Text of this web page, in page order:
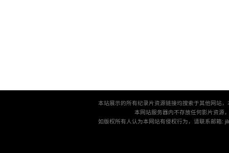
本站展示的所有纪录片资源链接均搜索于其他网站
本网站服务器内不存放任何影片资源
如版权所有人认为本网站有侵权行为，请联系邮箱: